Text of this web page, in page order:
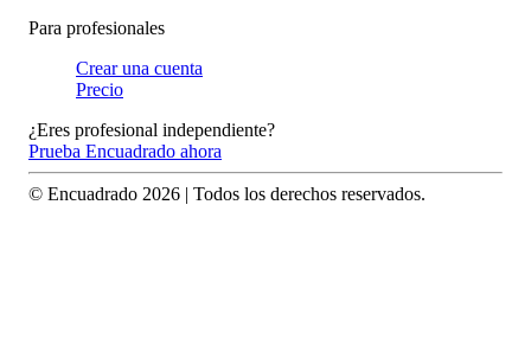
Para profesionales
Crear una cuenta
Precio
¿Eres profesional independiente?
Prueba Encuadrado ahora
© Encuadrado 2026 | Todos los derechos reservados.